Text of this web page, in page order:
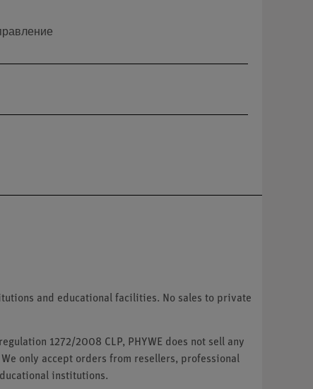
and educational facilities. No sales to private
1272/2008 CLP, PHYWE does not sell any
only accept orders from resellers, professional
institutions.